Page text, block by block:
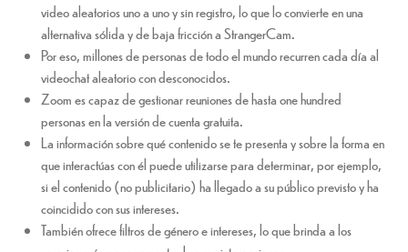
video aleatorios uno a uno y sin registro, lo que lo convierte en una
alternativa sólida y de baja fricción a StrangerCam.
Por eso, millones de personas de todo el mundo recurren cada día al
videochat aleatorio con desconocidos.
Zoom es capaz de gestionar reuniones de hasta one hundred
personas en la versión de cuenta gratuita.
La información sobre qué contenido se te presenta y sobre la forma en
que interactúas con él puede utilizarse para determinar, por ejemplo,
si el contenido (no publicitario) ha llegado a su público previsto y ha
coincidido con sus intereses.
También ofrece filtros de género e intereses, lo que brinda a los